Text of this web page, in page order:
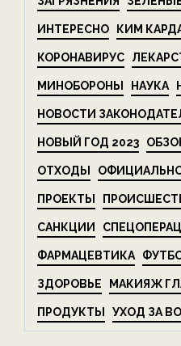
ИНТЕРЕСНО КИМ
КОРОНАВИРУС
МИНОБОРОНЫ НАУКА
НОВОСТИ
НОВЫЙ ГОД 2023
ОТХОДЫ
ПРОЕКТЫ
САНКЦИИ
ФАРМАЦЕВТИКА
ЗДОРОВЬЕ МАКИЯЖ
ПРОДУКТЫ УХОД ЗА